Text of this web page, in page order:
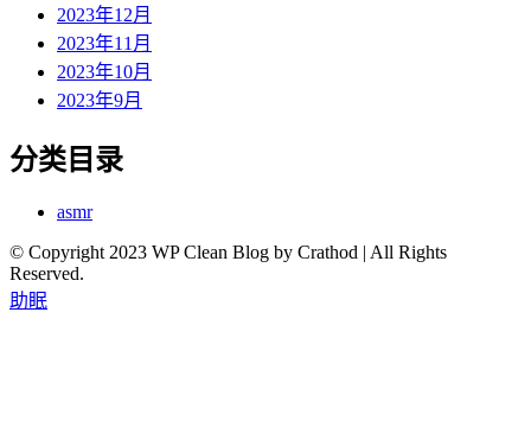
2023年12月
2023年11月
2023年10月
2023年9月
分类目录
asmr
© Copyright 2023 WP Clean Blog by Crathod | All Rights
Reserved.
助眠